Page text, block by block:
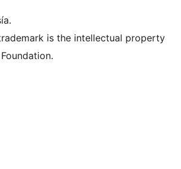
is the intellectual property